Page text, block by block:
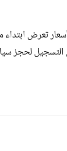
المهتمين التسجيل